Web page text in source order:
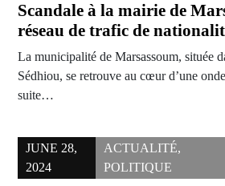
Scandale à la mairie de
réseau de trafic de
La municipalité de Marsassoum, située
Sédhiou, se retrouve au cœur d’une
suite…
JUNE 28,
2024
ACTUALITÉ,
POLITIQUE